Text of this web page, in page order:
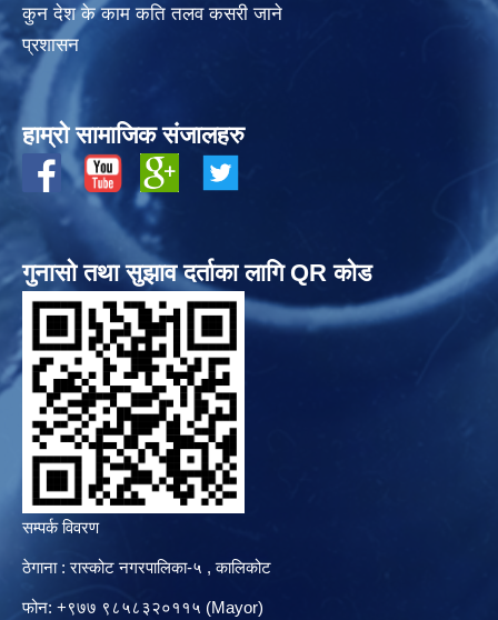
कुन देश के काम कति तलव कसरी जाने
प्रशासन
हाम्रो सामाजिक संजालहरु
गुनासो तथा सुझाव दर्ताका लागि QR कोड
सम्पर्क विवरण
ठेगाना : रास्कोट नगरपालिका-५ , कालिकोट
फोन: +९७७ ९८५८३२०११५ (Mayor)